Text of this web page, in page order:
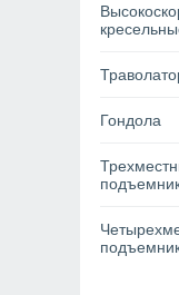
Гондола